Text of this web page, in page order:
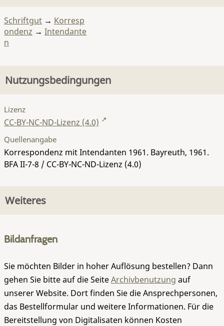
Schriftgut → Korresp
ondenz → Intendante
n
Nutzungsbedingungen
Lizenz
CC-BY-NC-ND-Lizenz (4.0)
Quellenangabe
Korrespondenz mit Intendanten 1961. Bayreuth, 1961.
BFA II-7-8 / CC-BY-NC-ND-Lizenz (4.0)
Weiteres
Bildanfragen
Sie möchten Bilder in hoher Auflösung bestellen? Dann
gehen Sie bitte auf die SeiteArchivbenutzung auf
unserer Website. Dort finden Sie die Ansprechpersonen,
das Bestellformular und weitere Informationen. Für die
Bereitstellung von Digitalisaten können Kosten